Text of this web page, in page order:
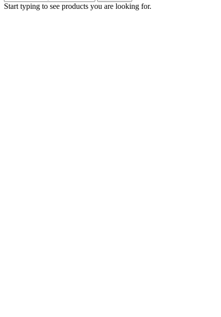
Start typing to see products you are looking for.